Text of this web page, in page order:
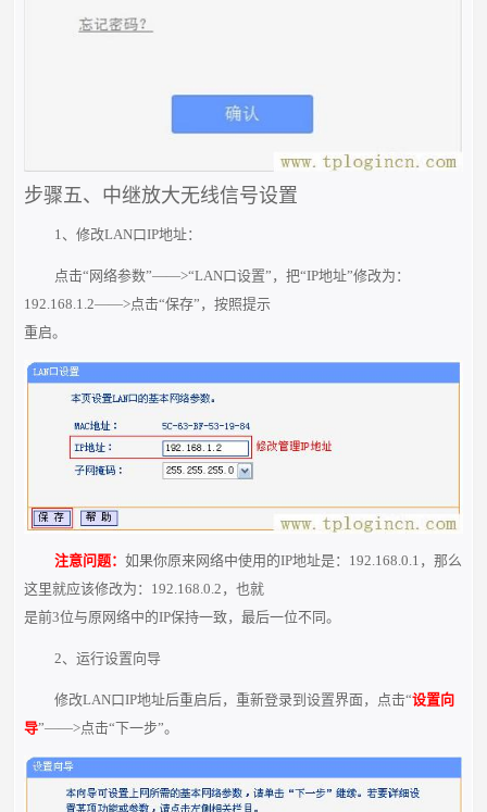
步骤五、中继放大无线信号设置
1、修改LAN口IP地址：
点击“网络参数”——>“LAN口设置”，把“IP地址”修改为：
192.168.1.2——>点击“保存”，按照提示
重启。
注意问题： 如果你原来网络中使用的IP地址是：192.168.0.1，那么
这里就应该修改为：192.168.0.2，也就
是前3位与原网络中的IP保持一致，最后一位不同。
2、运行设置向导
修改LAN口IP地址后重启后，重新登录到设置界面，点击“设置向
导”——>点击“下一步”。